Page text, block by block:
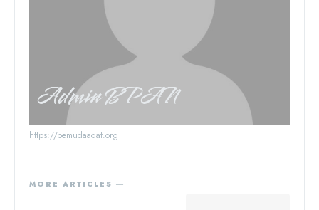
Admin BPAN
https://pemudaadat.org
MORE ARTICLES ―